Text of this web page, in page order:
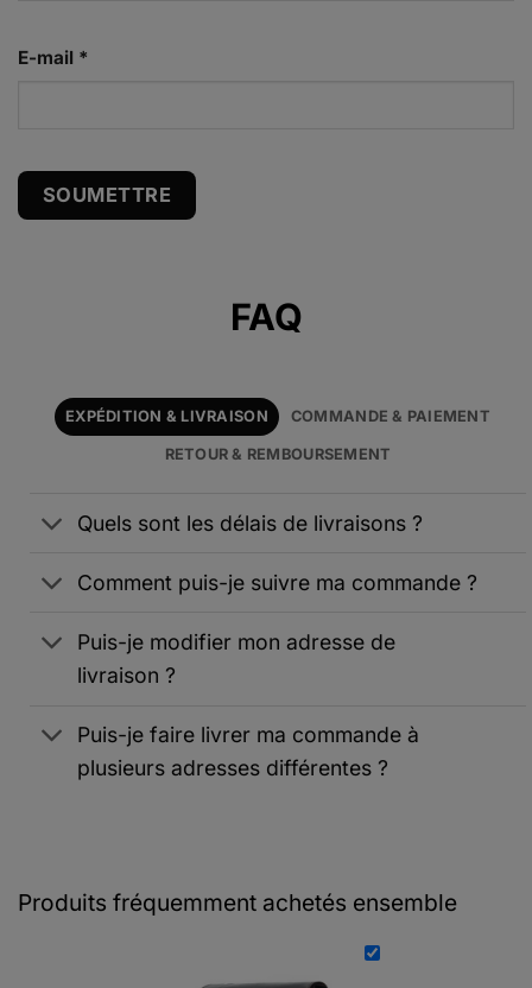
E-mail *
FAQ
EXPÉDITION & LIVRAISON COMMANDE & PAIEMENT
RETOUR & REMBOURSEMENT
Quels sont les délais de livraisons ?
Comment puis-je suivre ma commande ?
Puis-je modifier mon adresse de
livraison ?
Puis-je faire livrer ma commande à
plusieurs adresses différentes ?
Produits fréquemment achetés ensemble